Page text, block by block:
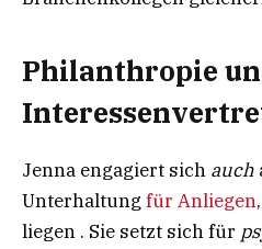
Philanthropie
Jenna engagiert sich auch
Unterhaltung für Anliegen
liegen . Sie setzt sich für